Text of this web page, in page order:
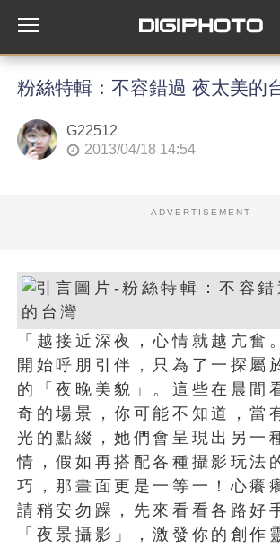
粉絲特輯：不容錯過 夜太美的
G22512
2013/04/18 14:54
ADVERTISEMENT
「越接近深夜，心情就越亢奮
開始呼朋引伴，只為了一探屬
的「夜晚美貌」。這些在晨間
奇的場景，你可能不知道，當
光的點綴，她們會呈現出另一
情，假如再搭配各種攝影玩法
巧，那畫面更是一等一！心癢
請稍安勿躁，先來看看各路好
「夜景攝影」，激發你的創作